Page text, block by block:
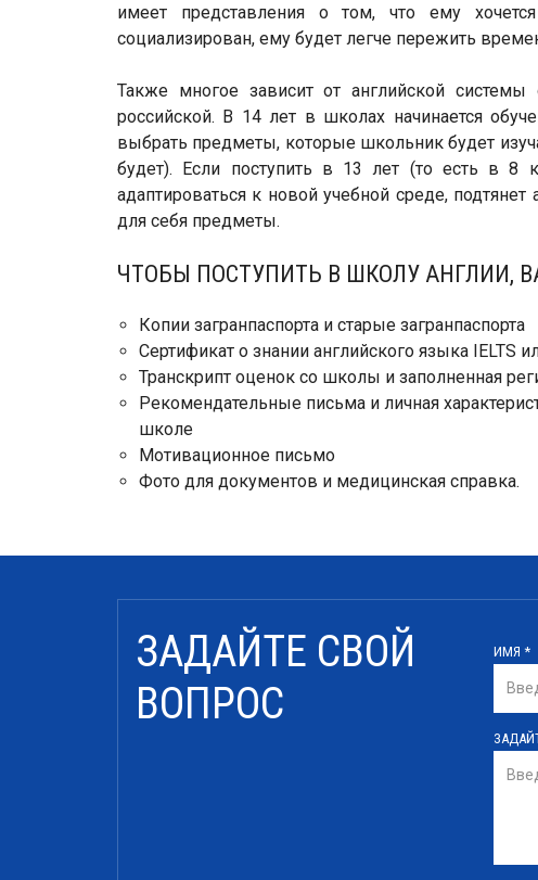
имеет представления о том, что ему
социализирован, ему будет легче пережить
Также многое зависит от английской системы
российской. В 14 лет в школах начинается
выбрать предметы, которые школьник будет
будет). Если поступить в 13 лет (то есть в 8
адаптироваться к новой учебной среде,
для себя предметы.
ЧТОБЫ ПОСТУПИТЬ В ШКОЛУ АНГЛИИ,
Копии загранпаспорта и старые загранпаспорта
Сертификат о знании английского языка IELTS
Транскрипт оценок со школы и заполненная
Рекомендательные письма и личная
школе
Мотивационное письмо
Фото для документов и медицинская справка.
ЗАДАЙТЕ СВОЙ
ВОПРОС
ИМЯ*